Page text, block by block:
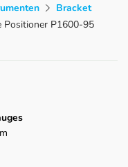
Bracket
Positioner P1600-95